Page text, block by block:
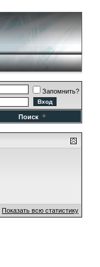
Запомнить?
Поиск
Показать всю статистику